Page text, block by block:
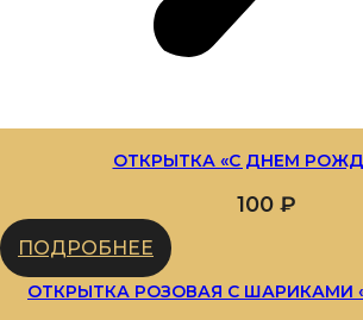
ОТКРЫТКА «С ДНЕМ
100 ₽
ПОДРОБНЕЕ
ОТКРЫТКА РОЗОВАЯ С ШАРИКАМИ